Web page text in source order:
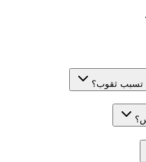
تسبب ثقوب؟